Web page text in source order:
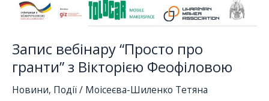
спільнотами”
Запис вебінару “Просто про
гранти” з Вікторією Феофіловою
Новини, Події/ Моісеєва-Шиленко Тетяна